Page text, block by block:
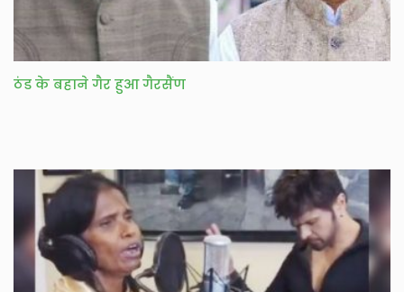
ठंड के बहाने गैर हुआ गैरसैंण